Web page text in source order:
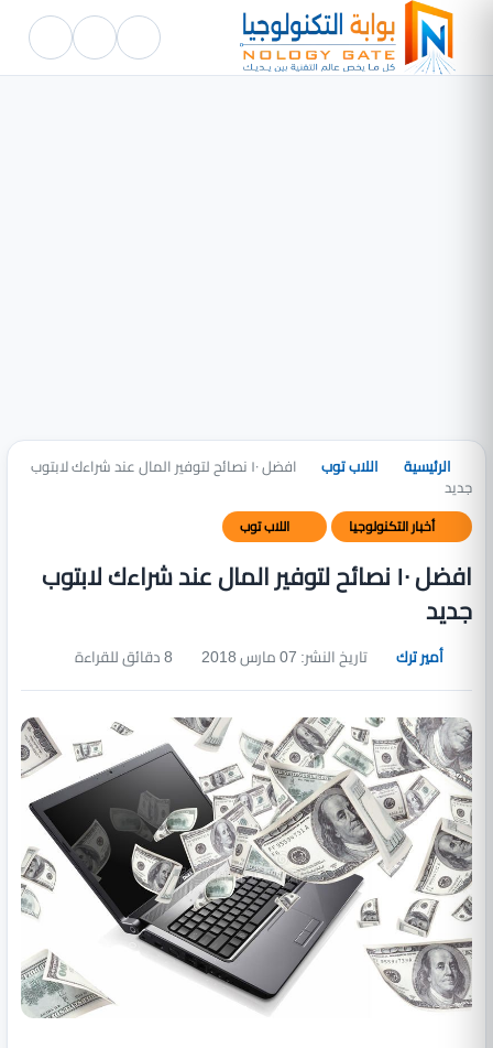
الرئيسية اللاب توب افضل ١٠ نصائح لتوفير المال عند شراءك لابتوب
جديد
أخبار التكنولوجيا اللاب توب
افضل ١٠ نصائح لتوفير المال عند شراءك لابتوب
جديد
أمير ترك تاريخ النشر: 07 مارس 2018